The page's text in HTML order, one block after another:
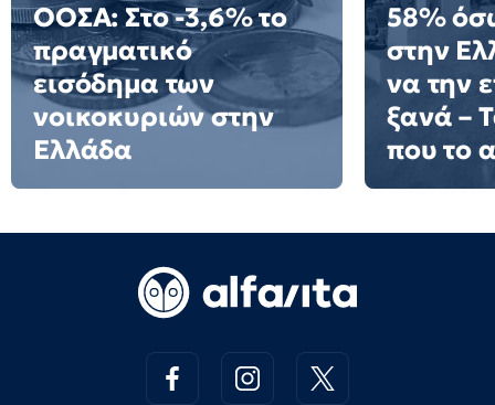
ΟΟΣΑ: Στο -3,6% το
πραγματικό
εισόδημα των
νοικοκυριών στην
Ελλάδα
58%
στην
να την
ξανά –
που το